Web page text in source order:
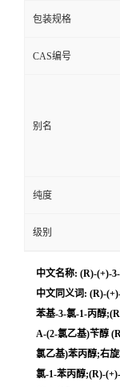
包装规格
CAS编号
别名
纯度
级别
中文名称: (R)-(+)-
中文同义词: (R)-
苯基-3-氯-1-丙醇
Α-(2-氯乙基)苄醇
氯乙基)苯丙醇;右
氯-1-苯丙醇;(R)-